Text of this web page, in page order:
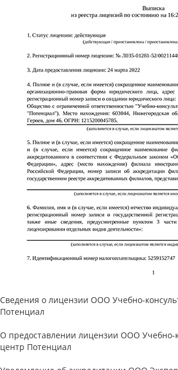
Сведения о лицензии ООО Учебно-
Потенциал
О предоставлении лицензии ООО Учебно-
центр Потенциал